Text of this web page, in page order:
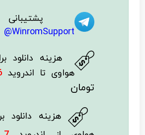
پشتیبانی
WinromSupport@
هزینه دانلود
هواوی تا اندروید
تومان
هزینه دانلود